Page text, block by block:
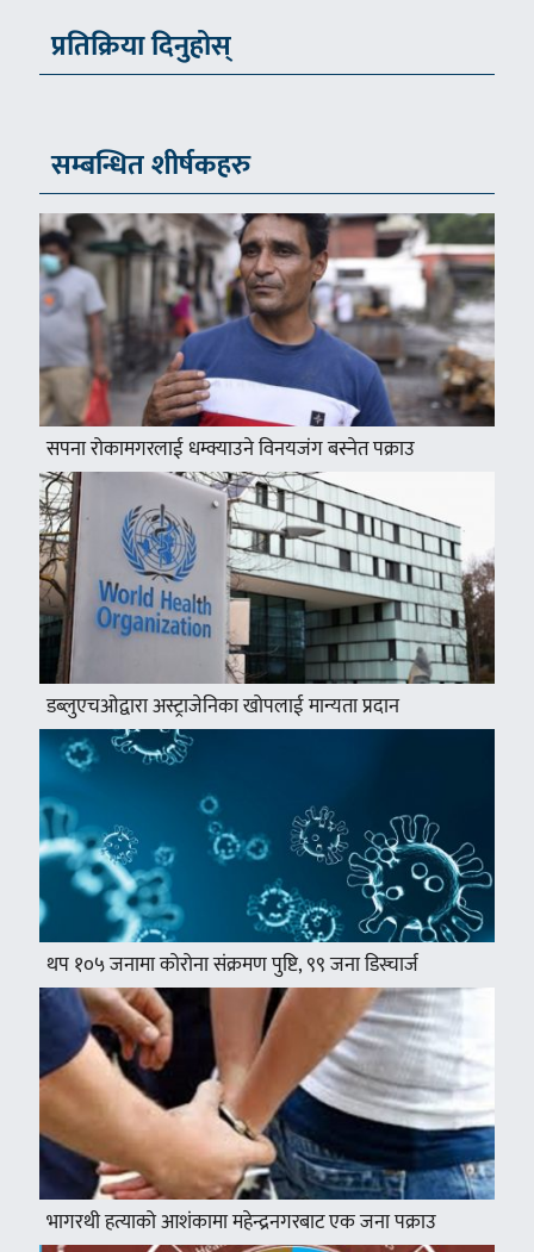
प्रतिक्रिया दिनुहोस्
सम्बन्धित शीर्षकहरु
सपना रोकामगरलाई धम्क्याउने विनयजंग बस्नेत पक्राउ
डब्लुएचओद्वारा अस्ट्राजेनिका खोपलाई मान्यता प्रदान
थप १०५ जनामा कोरोना संक्रमण पुष्टि, ९९ जना डिस्चार्ज
भागरथी हत्याको आशंकामा महेन्द्रनगरबाट एक जना पक्राउ